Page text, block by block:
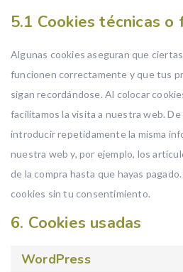
5.1 Cookies técnicas o
Algunas cookies aseguran que
funcionen correctamente y que tus
sigan recordándose. Al colocar
facilitamos la visita a nuestra web.
introducir repetidamente la misma
nuestra web y, por ejemplo, los
de la compra hasta que hayas
cookies sin tu consentimiento.
6. Cookies usadas
WordPress